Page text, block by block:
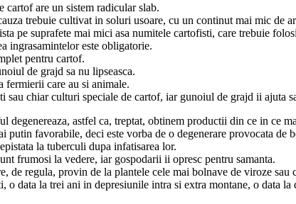
cartof are un sistem radicular slab.
trebuie cultivat in soluri usoare, cu un continut mai mic de
pe suprafete mai mici asa numitele cartofisti, care trebuie
ingrasamintelor este obligatorie.
pentru cartof.
de grajd sa nu lipseasca.
fermierii care au si animale.
chiar culturi speciale de cartof, iar gunoiul de grajd ii ajuta
degenereaza, astfel ca, treptat, obtinem productii din ce in ce
putin favorabile, deci este vorba de o degenerare provocata de
la tuberculi dupa infatisarea lor.
frumosi la vedere, iar gospodarii ii opresc pentru samanta.
de regula, provin de la plantele cele mai bolnave de viroze
o data la trei ani in depresiunile intra si extra montane, o data